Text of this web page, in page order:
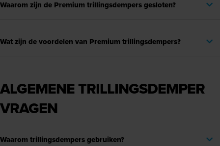
Waarom zijn de Premium trillingsdempers gesloten?
Wat zijn de voordelen van Premium trillingsdempers?
ALGEMENE TRILLINGSDEMPER
VRAGEN
Waarom trillingsdempers gebruiken?